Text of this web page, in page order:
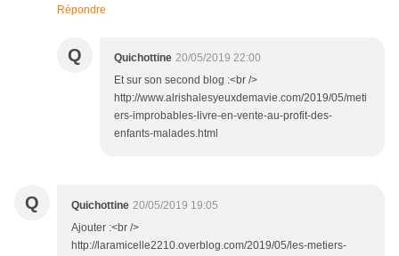
Répondre
Q Quichottine 20/05/2019 22:00
Et sur son second blog :<br />
http://www.alrishalesyeuxdemavie.com/2019/05/meti
ers-improbables-livre-en-vente-au-profit-des-
enfants-malades.html
Q Quichottine 20/05/2019 19:05
Ajouter :<br />
http://laramicelle2210.overblog.com/2019/05/les-metiers-